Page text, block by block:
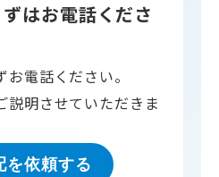
はお電話くださ
電話ください。
説明させていただきま
を依頼する